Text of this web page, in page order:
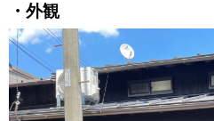
・外観